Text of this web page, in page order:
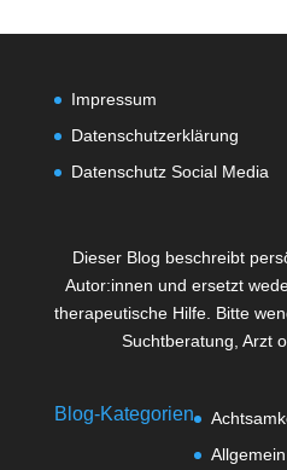
Impressum
Datenschutzerklärung
Datenschutz Social Media
Dieser Blog beschreibt
Autor:innen und ersetzt
therapeutische Hilfe. Bitte
Suchtberatung, Arzt
Blog-Kategorien
Allgemein